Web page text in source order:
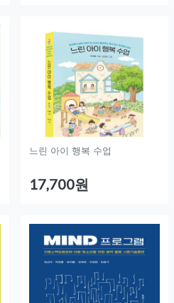
느린 아이 행복 수업
17,700원